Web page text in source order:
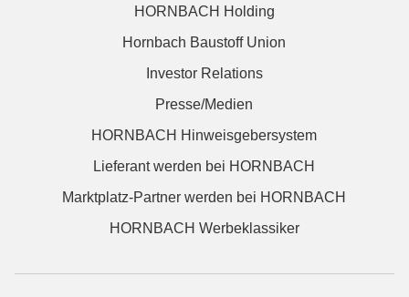
HORNBACH Holding
Hornbach Baustoff Union
Investor Relations
Presse/Medien
HORNBACH Hinweisgebersystem
Lieferant werden bei HORNBACH
Marktplatz-Partner werden bei HORNBACH
HORNBACH Werbeklassiker